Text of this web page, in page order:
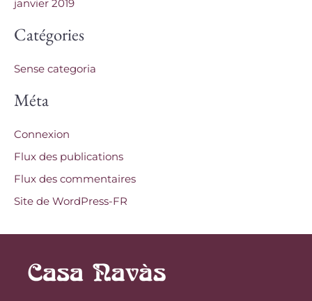
janvier 2019
Catégories
Sense categoria
Méta
Connexion
Flux des publications
Flux des commentaires
Site de WordPress-FR